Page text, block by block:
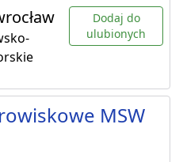
Dodaj do
ulubionych
MSW